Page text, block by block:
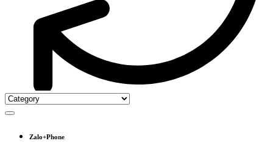
Zalo+Phone